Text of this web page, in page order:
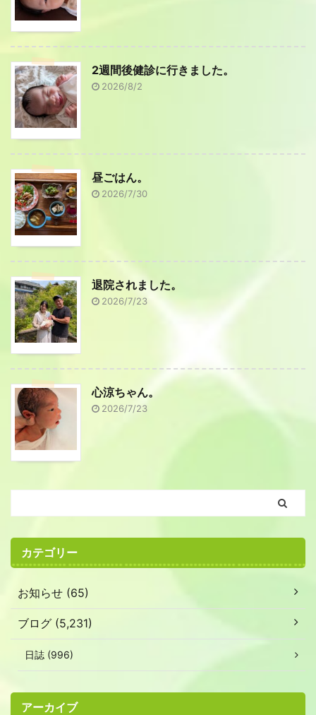
2週間後健診に行きました。
2026/8/2
昼ごはん。
2026/7/30
退院されました。
2026/7/23
心涼ちゃん。
2026/7/23
カテゴリー
お知らせ (65)
ブログ (5,231)
日誌 (996)
アーカイブ